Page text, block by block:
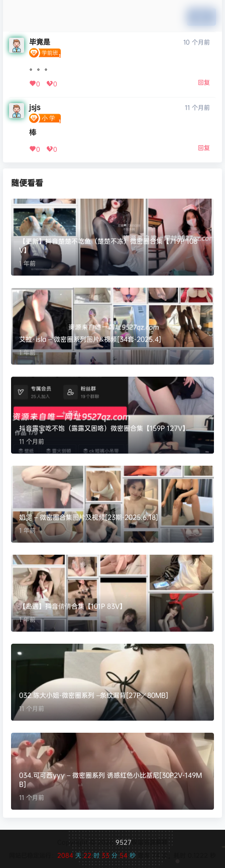
毕竟是 10 个月前
。。。
0 0 回复
jsjs 11 个月前
棒
0 0 回复
随便看看
【更新】抖音楚楚不吃鱼（楚楚不冻）微密圈合集【719P 108
V】
1 年前
艾拉·isla – 微密圈系列图片&视频[34套-2025.4]
1 年前
抖音露宝吃不饱（露露又困咯）微密圈合集【159P 127V】
11 个月前
奶雯 – 微密圈合集图片及视频[23期-2025.6.18]
1 年前
【岛遇】抖音倩倩合集【101P 83V】
1 年前
032.陈大小姐-微密圈系列 –条纹漏背[27P／80MB]
11 个月前
034.可可西yyy – 微密圈系列 诱惑红色小比基尼[30P2V-149M
B]
11 个月前
Copyright © 2026 9527 保留资源解释
2084 天22时 33分55秒 查询 74 次，耗时 0.1222 秒